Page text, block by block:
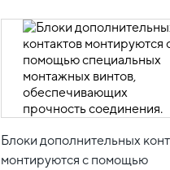
Блоки дополнительных
монтируются с помощью